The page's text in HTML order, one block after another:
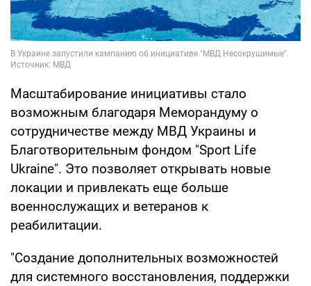
Масштабирование инициативы стало
возможным благодаря Меморандуму о
сотрудничестве между МВД Украины и
Благотворительным фондом "Sport Life
Ukraine". Это позволяет открывать новые
локации и привлекать еще больше
военнослужащих и ветеранов к
реабилитации.
"Создание дополнительных возможностей
для системного восстановления, поддержки